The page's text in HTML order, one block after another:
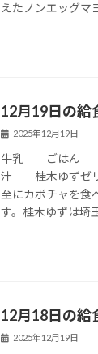
えたノンエッグマ
12月19日の給
2025年12月19日
牛乳 ごはん
汁 桂木ゆずゼリ
至にカボチャを食
す。桂木ゆずは埼
12月18日の給
2025年12月19日